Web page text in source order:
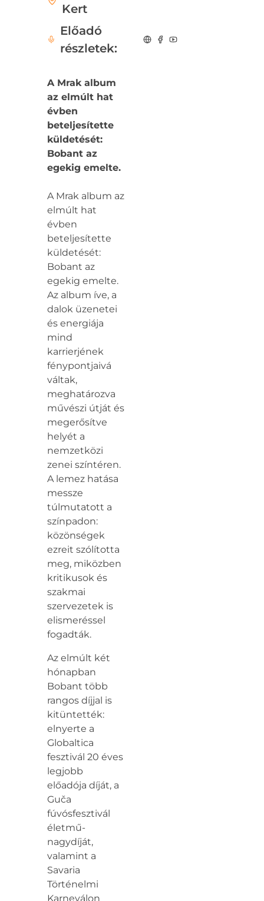
Kert
Előadó
részletek:
A Mrak album
az elmúlt hat
évben
beteljesítette
küldetését:
Bobant az
egekig emelte.
A Mrak album az
elmúlt hat
évben
beteljesítette
küldetését:
Bobant az
egekig emelte.
Az album íve, a
dalok üzenetei
és energiája
mind
karrierjének
fénypontjaivá
váltak,
meghatározva
művészi útját és
megerősítve
helyét a
nemzetközi
zenei színtéren.
A lemez hatása
messze
túlmutatott a
színpadon:
közönségek
ezreit szólította
meg, miközben
kritikusok és
szakmai
szervezetek is
elismeréssel
fogadták.
Az elmúlt két
hónapban
Bobant több
rangos díjjal is
kitüntették:
elnyerte a
Globaltica
fesztivál 20 éves
legjobb
előadója díját, a
Guča
fúvósfesztivál
életmű-
nagydíját,
valamint a
Savaria
Történelmi
Karneválon